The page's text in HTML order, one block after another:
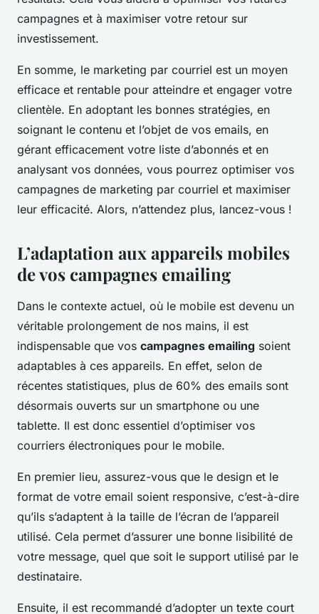
campagnes et à maximiser votre retour sur
investissement.
En somme, le marketing par courriel est un moyen
efficace et rentable pour atteindre et engager votre
clientèle. En adoptant les bonnes stratégies, en
soignant le contenu et l’objet de vos emails, en
gérant efficacement votre liste d’abonnés et en
analysant vos données, vous pourrez optimiser vos
campagnes de marketing par courriel et maximiser
leur efficacité. Alors, n’attendez plus, lancez-vous !
L’adaptation aux appareils mobiles
de vos campagnes emailing
Dans le contexte actuel, où le mobile est devenu un
véritable prolongement de nos mains, il est
indispensable que vos campagnes emailing soient
adaptables à ces appareils. En effet, selon de
récentes statistiques, plus de 60% des emails sont
désormais ouverts sur un smartphone ou une
tablette. Il est donc essentiel d’optimiser vos
courriers électroniques pour le mobile.
En premier lieu, assurez-vous que le design et le
format de votre email soient responsive, c’est-à-dire
qu’ils s’adaptent à la taille de l’écran de l’appareil
utilisé. Cela permet d’assurer une bonne lisibilité de
votre message, quel que soit le support utilisé par le
destinataire.
Ensuite, il est recommandé d’adopter un texte court